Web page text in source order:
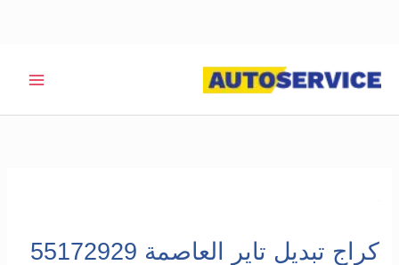
إلى
كراج تبديل تاير العاصمة 55172929